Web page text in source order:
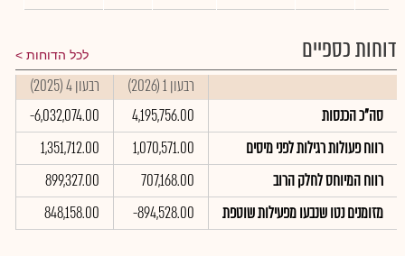
דוחות כספיים לכל הדוחות
רבעון 1 (2026) רבעון 4 (2025)
סה"כ הכנסות
4,195,756.00
-6,032,074.00
רווח פעולות רגילות לפני מיסים
1,070,571.00
1,351,712.00
רווח המיוחס לחלק הרוב
707,168.00
899,327.00
מזומנים נטו שנבעו מפעילות שוטפת
-894,528.00
848,158.00